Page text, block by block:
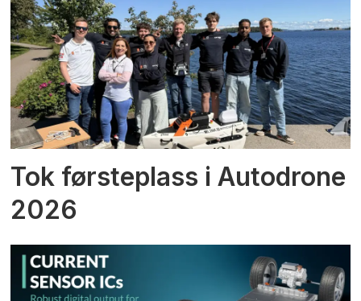
Tok førsteplass i Autodrone
2026